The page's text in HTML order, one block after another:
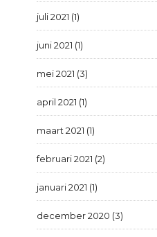
juli 2021 (1)
juni 2021 (1)
mei 2021 (3)
april 2021 (1)
maart 2021 (1)
februari 2021 (2)
januari 2021 (1)
december 2020 (3)